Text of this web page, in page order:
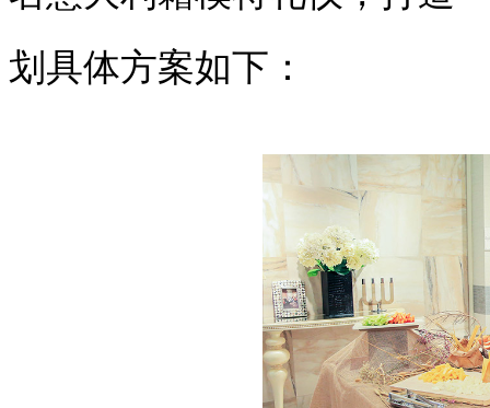
划具体方案如下：